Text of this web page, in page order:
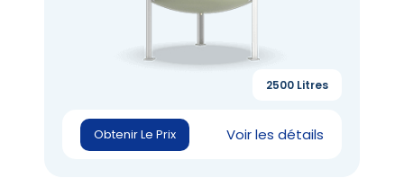
Obtenir Le Prix Voir les détails
2500 Litres